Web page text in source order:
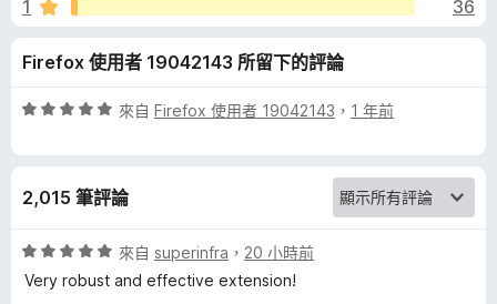
o
k
N
5
1
36
Firefox 使用者 19042143 所留下的評論
評
，
分
5
來自 Firefox 使用者 19042143 ， 1 年前
2,015 筆評論
評
價
來自 superinfra ， 20 小時前
Very robust and effective extension!